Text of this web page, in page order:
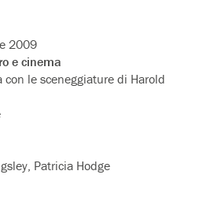
2009
e cinema
con le sceneggiature di Harold
Patricia Hodge